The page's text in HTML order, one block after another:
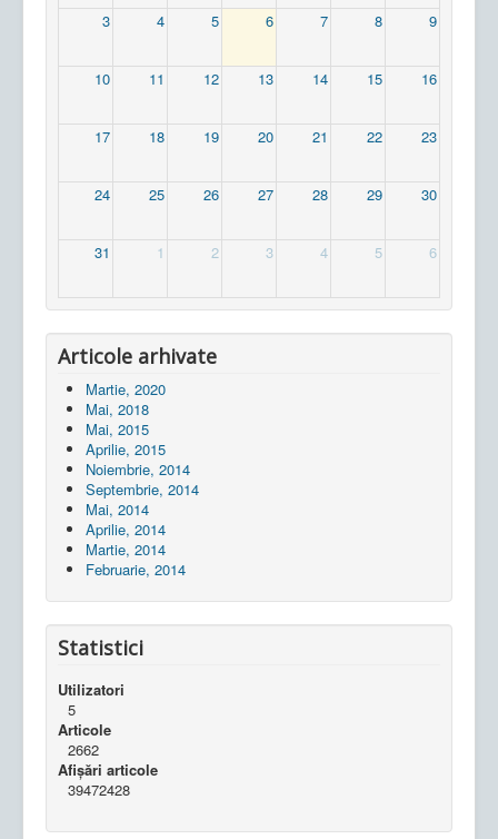
3 4 5 6 7 8 9
10 11 12 13 14 15 16
17 18 19 20 21 22 23
24 25 26 27 28 29 30
31 1 2 3 4 5 6
Articole arhivate
Martie, 2020
Mai, 2018
Mai, 2015
Aprilie, 2015
Noiembrie, 2014
Septembrie, 2014
Mai, 2014
Aprilie, 2014
Martie, 2014
Februarie, 2014
Statistici
Utilizatori
5
Articole
2662
Afișări articole
39472428